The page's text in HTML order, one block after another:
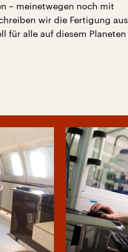
– meinetwegen noch mit
wir die Fertigung aus
für alle auf diesem Planeten